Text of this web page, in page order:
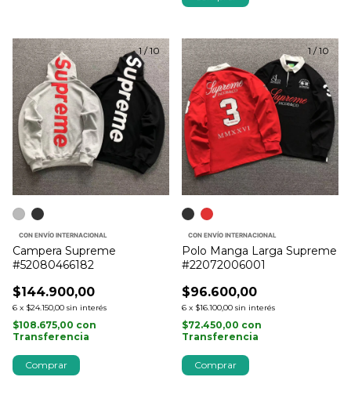
1/10
CON ENVÍO INTERNACIONAL
Campera Supreme
#52080466182
$144.900,00
6 x $24.150,00 sin interés
$108.675,00 con
Transferencia
Comprar
1/10
CON ENVÍO INTERNACIONAL
Polo Manga Larga Supreme
#22072006001
$96.600,00
6 x $16.100,00 sin interés
$72.450,00 con
Transferencia
Comprar